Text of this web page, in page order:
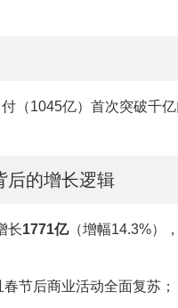
（1045亿）首次突破千
后的增长逻辑
长1771亿（增幅14.3%）
节后商业活动全面复苏；